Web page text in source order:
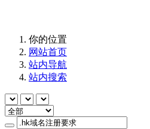
你的位置
网站首页
站内导航
站内搜索